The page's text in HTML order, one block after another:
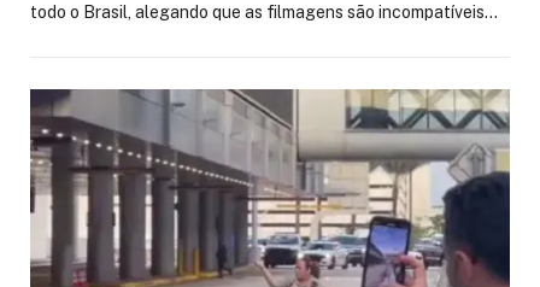
todo o Brasil, alegando que as filmagens são incompatíveis…